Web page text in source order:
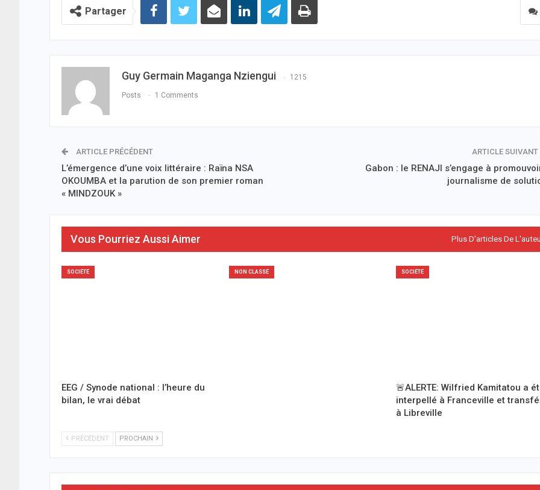
Partager
Guy Germain Maganga Nziengui 1215
Posts 1 Comments
ARTICLE PRÉCÉDENT
L’émergence d’une voix littéraire : Raïna NSA
OKOUMBA et la parution de son premier roman
« MINDZOUK »
ARTICLE SUIVANT
Gabon : le RENAJI s’engage à
journalisme de
Vous Pourriez Aussi Aimer Plus D'articles De
SOCIÉTÉ
EEG / Synode national : l’heure du
bilan, le vrai débat
NON CLASSÉ SOCIÉTÉ
🚨ALERTE: Wilfried Kamitatou a
interpellé à Franceville et
à Libreville
PRÉCÉDENT PROCHAIN